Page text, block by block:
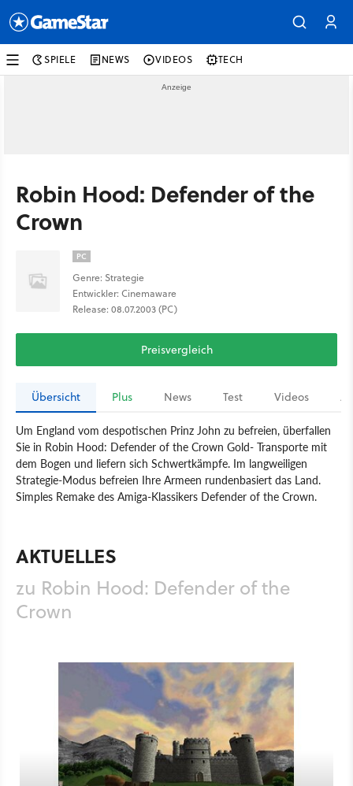
SPIELE NEWS VIDEOS TECH
Robin Hood: Defender of the
Crown
PC
Genre: Strategie
Entwickler: Cinemaware
Release: 08.07.2003 (PC)
Preisvergleich
Übersicht Plus News Test Videos
Um England vom despotischen Prinz John zu befreien, überfallen
Sie in Robin Hood: Defender of the Crown Gold- Transporte mit
dem Bogen und liefern sich Schwertkämpfe. Im langweiligen
Strategie-Modus befreien Ihre Armeen rundenbasiert das Land.
Simples Remake des Amiga-Klassikers Defender of the Crown.
Robin Hood: Defender of the Crown
AKTUELLES
zu Robin Hood: Defender of the
Crown